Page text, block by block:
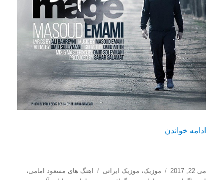
ادامه خواندن
ارسال
می 22, 2017 دسته‌ها
موزیک، موزیک ایرانی برچسب‌ها
اهنگ های مسعود امامی،